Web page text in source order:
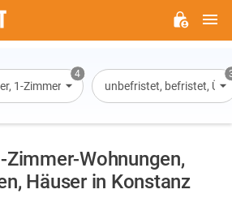
4
1-Zimmer-Wohnung, Wohnung, Haus
unbefristet, befristet,
Zimmer-Wohnungen,
Häuser in Konstanz